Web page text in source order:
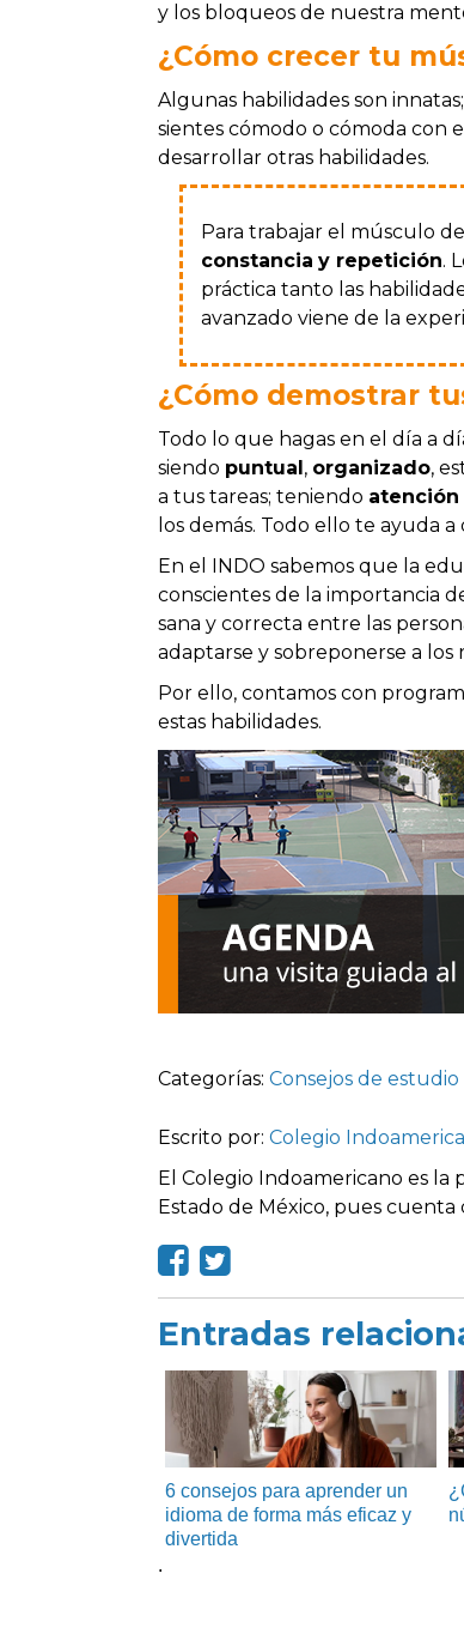
y los bloqueos de nuestra
¿Cómo crecer tu
Algunas habilidades son
sientes cómodo o cómoda con
desarrollar otras habilidades.
Para trabajar el músculo
constancia y repetición.
práctica tanto las
avanzado viene de la
¿Cómo demostrar
Todo lo que hagas en el día a
siendo puntual, organizado,
a tus tareas; teniendo atención
los demás. Todo ello te ayuda
En el INDO sabemos que la
conscientes de la importancia
sana y correcta entre las
adaptarse y sobreponerse a los
Por ello, contamos con
estas habilidades.
Categorías: Consejos de estudio
Escrito por: Colegio
El Colegio Indoamericano es la
Estado de México, pues cuenta
Entradas
6 consejos para aprender un
idioma de forma más eficaz y
divertida
.